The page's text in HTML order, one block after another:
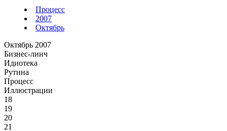
Процесс
2007
Октябрь
Октябрь 2007
Бизнес-линч
Идиотека
Рутина
Процесс
Иллюстрации
18
19
20
21